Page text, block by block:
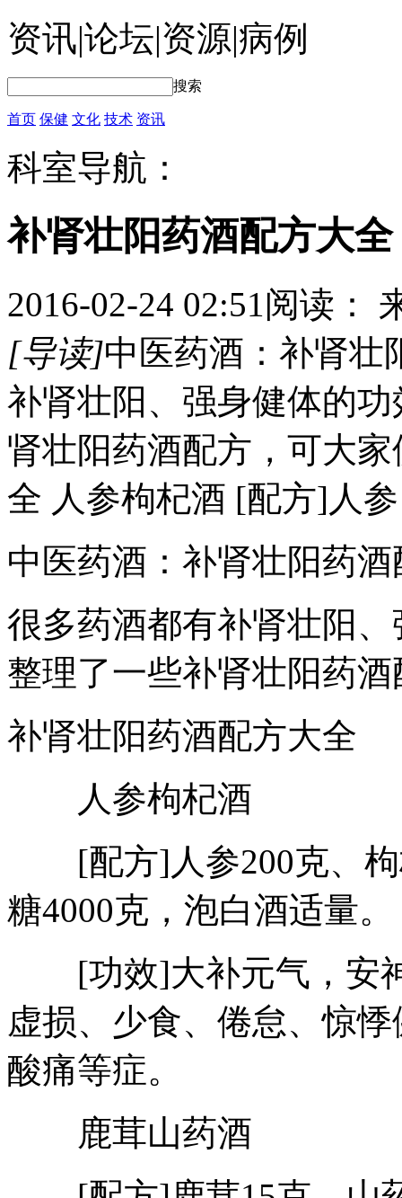
资讯|论坛|资源|病例
搜索
首页 保健 文化 技术 资讯
科室导航：
补肾壮阳药酒配方大全
2016-02-24 02:51阅读：
[导读]中医药酒：补肾壮
补肾壮阳、强身健体的
肾壮阳药酒配方，可大
全 人参枸杞酒 [配方]人参
中医药酒：补肾壮阳药
很多药酒都有补肾壮阳
整理了一些补肾壮阳药
补肾壮阳药酒配方大全
人参枸杞酒
[配方]人参200克、枸
糖4000克，泡白酒适量。
[功效]大补元气，安神
虚损、少食、倦怠、惊
酸痛等症。
鹿茸山药酒